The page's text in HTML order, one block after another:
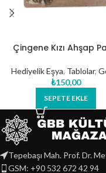
Çingene Kızı Ahşap
Hediyelik Eşya, Tablolar,
₺150,00
SEPETE EKLE
Tepebaşı Mah. Prof. Dr.
GSM: +90 532 672 42 94